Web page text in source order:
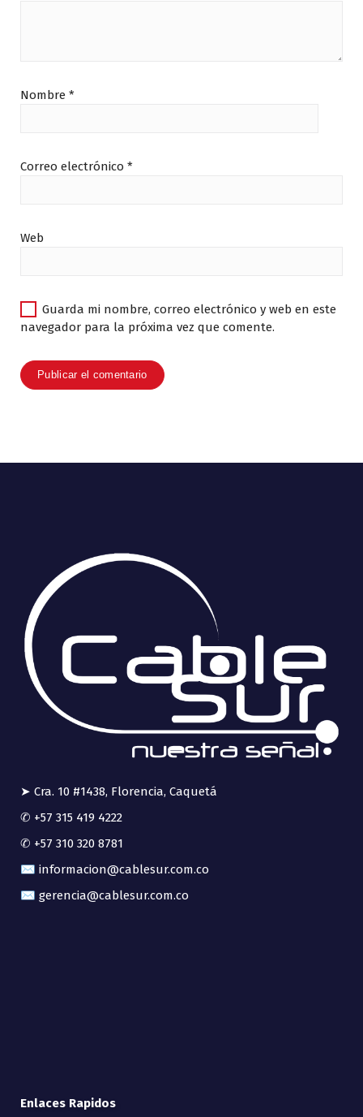
Nombre *
Correo electrónico *
Web
Guarda mi nombre, correo electrónico y web en este
navegador para la próxima vez que comente.
➤ Cra. 10 #1438, Florencia, Caquetá
✆ +57 315 419 4222
✆ +57 310 320 8781
✉ informacion@cablesur.com.co
✉ gerencia@cablesur.com.co
Enlaces Rapidos